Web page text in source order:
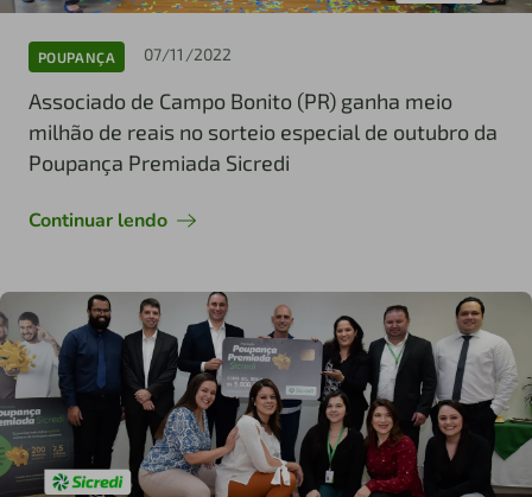
POUPANÇA 07/11/2022
Associado de Campo Bonito (PR) ganha meio
milhão de reais no sorteio especial de outubro da
Poupança Premiada Sicredi
Continuar lendo